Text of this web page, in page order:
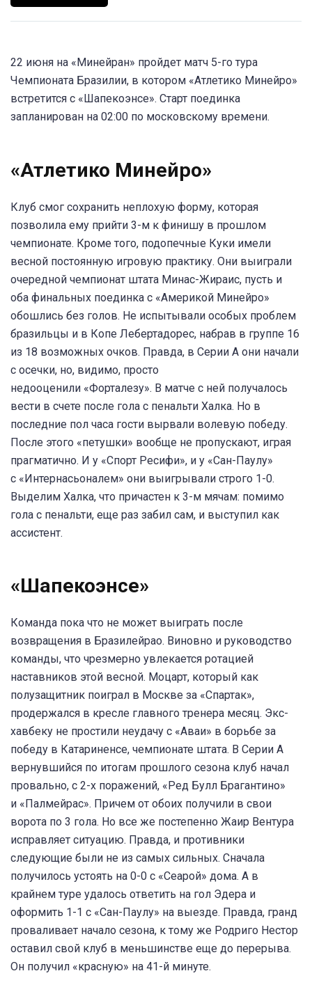
22 июня на «Минейран» пройдет матч 5-го тура
Чемпионата Бразилии, в котором «Атлетико Минейро»
встретится с «Шапекоэнсе». Старт поединка
запланирован на 02:00 по московскому времени.
«Атлетико Минейро»
Клуб смог сохранить неплохую форму, которая
позволила ему прийти 3-м к финишу в прошлом
чемпионате. Кроме того, подопечные Куки имели
весной постоянную игровую практику. Они выиграли
очередной чемпионат штата Минас-Жираис, пусть и
оба финальных поединка с «Америкой Минейро»
обошлись без голов. Не испытывали особых проблем
бразильцы и в Копе Лебертадорес, набрав в группе 16
из 18 возможных очков. Правда, в Серии А они начали
с осечки, но, видимо, просто
недооценили «Форталезу». В матче с ней получалось
вести в счете после гола с пенальти Халка. Но в
последние пол часа гости вырвали волевую победу.
После этого «петушки» вообще не пропускают, играя
прагматично. И у «Спорт Ресифи», и у «Сан-Паулу»
с «Интернасьоналем» они выигрывали строго 1-0.
Выделим Халка, что причастен к 3-м мячам: помимо
гола с пенальти, еще раз забил сам, и выступил как
ассистент.
«Шапекоэнсе»
Команда пока что не может выиграть после
возвращения в Бразилейрао. Виновно и руководство
команды, что чрезмерно увлекается ротацией
наставников этой весной. Моцарт, который как
полузащитник поиграл в Москве за «Спартак»,
продержался в кресле главного тренера месяц. Экс-
хавбеку не простили неудачу с «Аваи» в борьбе за
победу в Катариненсе, чемпионате штата. В Серии А
вернувшийся по итогам прошлого сезона клуб начал
провально, с 2-х поражений, «Ред Булл Брагантино»
и «Палмейрас». Причем от обоих получили в свои
ворота по 3 гола. Но все же постепенно Жаир Вентура
исправляет ситуацию. Правда, и противники
следующие были не из самых сильных. Сначала
получилось устоять на 0-0 с «Сеарой» дома. А в
крайнем туре удалось ответить на гол Эдера и
оформить 1-1 с «Сан-Паулу» на выезде. Правда, гранд
проваливает начало сезона, к тому же Родриго Нестор
оставил свой клуб в меньшинстве еще до перерыва.
Он получил «красную» на 41-й минуте.